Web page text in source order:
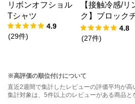
リボンオフショル
Tシャツ
4.9
(29件)
【接触冷感/リ
ク】ブロック
ックドッキング
シャツ
4.8
(27件)
※高評価の順位付けについて
直近2週間で集計したレビューの評価平均が高
集計対象は、5件以上のレビューがある商品と